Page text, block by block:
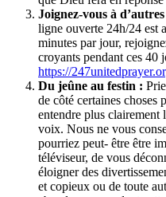
Joignez-vous à
ligne ouverte 24h/24 est
minutes par jour,
croyants pendant ces 40
https://
Du jeûne au festin :
de côté certaines choses
entendre plus clairement
voix. Nous ne vous
pourriez peut- être être
téléviseur, de vous
éloigner des
et copieux ou de toute